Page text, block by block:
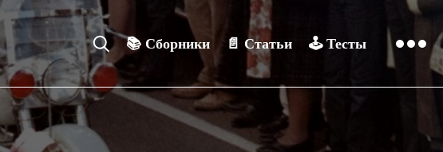
📚 Сборники 📄 Статьи 🕹️ Тесты